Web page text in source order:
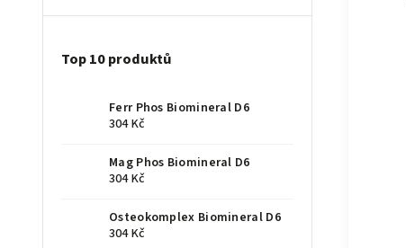
Top 10 produktů
Ferr Phos Biomineral D6
304 Kč
Mag Phos Biomineral D6
304 Kč
Osteokomplex Biomineral D6
304 Kč